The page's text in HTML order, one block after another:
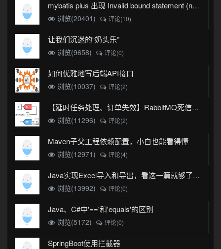
mybatis plus 出现 Invalid bound statement (not found)
浏览(20401)
评论(10)
让我们沉迷的“奶头乐”
浏览(9658) 评论(0)
如何优雅地写后端API接口
浏览(10037) 评论(2)
【延时任务处理、订单失效】RabbitMQ死信队列实现
浏览(11296)
评论(2)
Maven子父工程依赖配置，小白也能看得懂
浏览(12971) 评论(4)
Java实现Excel导入和导出，看这一篇就够了(珍藏版)
浏览(13992)
评论(0)
Java、C#中'=='和'equals'的区别
浏览(5172) 评论(0)
SpringBoot使用拦截器